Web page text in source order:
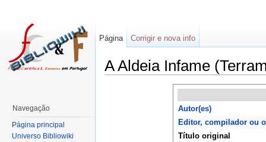
A Aldeia Infame
Autor(es)
Editor, compilador ou
Título original
Página Corrigir e nova info
Navegação
Página principal
Universo Bibliowiki